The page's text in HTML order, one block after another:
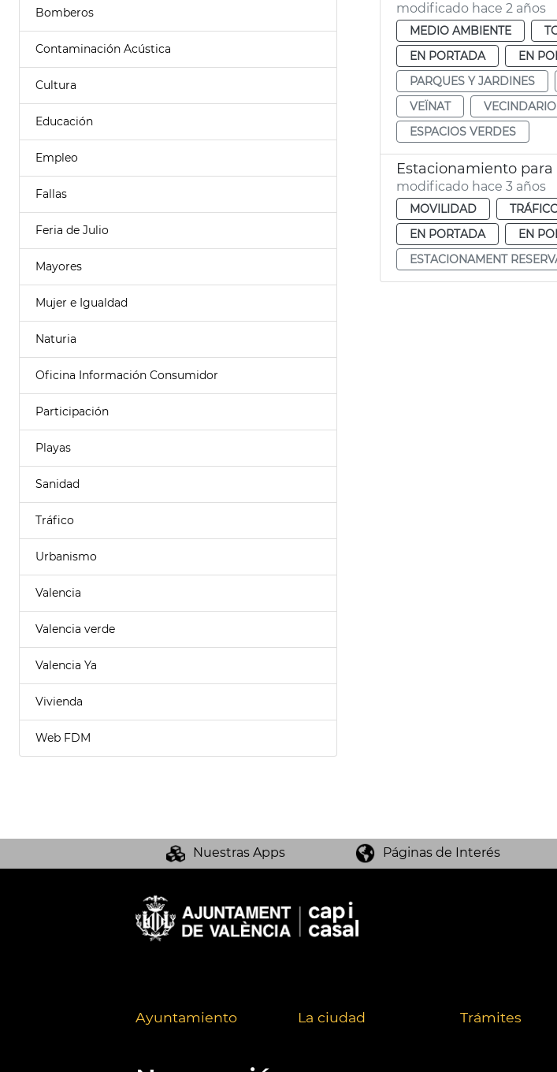
Bomberos
Contaminación Acústica
Cultura
Educación
Empleo
Fallas
Feria de Julio
Mayores
Mujer e Igualdad
Naturia
Oficina Información Consumidor
Participación
Playas
Sanidad
Tráfico
Urbanismo
Valencia
Valencia verde
Valencia Ya
Vivienda
Web FDM
modificado hace 2 años
MEDIO AMBIENTE
EN PORTADA
EN
PARQUES Y JARDINES
VEÏNAT
VECINDARIO
ESPACIOS VERDES
Estacionamiento
modificado hace 3 años
MOVILIDAD
EN PORTADA
EN
ESTACIONAMENT
Nuestras Apps Páginas de Interés
Ayuntamiento La ciudad Trámites